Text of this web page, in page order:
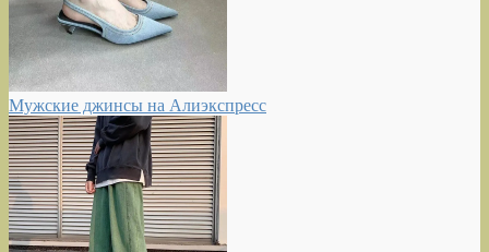
Мужские джинсы на Алиэкспресс